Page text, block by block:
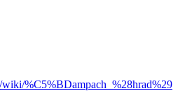
%C5%BDampach_%28hrad%29